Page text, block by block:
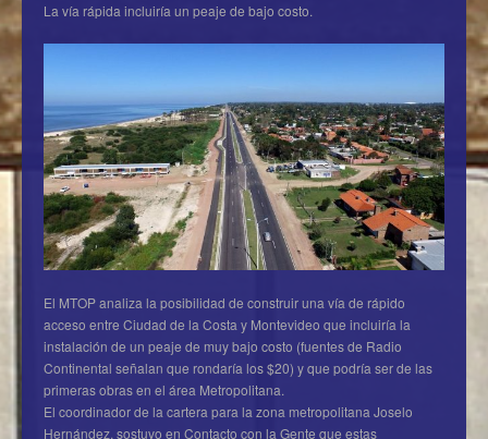
La vía rápida incluiría un peaje de bajo costo.
El MTOP analiza la posibilidad de construir una vía de rápido
acceso entre Ciudad de la Costa y Montevideo que incluiría la
instalación de un peaje de muy bajo costo (fuentes de Radio
Continental señalan que rondaría los $20) y que podría ser de las
primeras obras en el área Metropolitana.
El coordinador de la cartera para la zona metropolitana Joselo
Hernández, sostuvo en Contacto con la Gente que estas